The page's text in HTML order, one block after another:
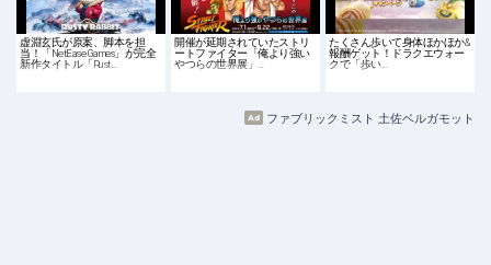
虚淵玄氏が原案、脚本を担
当！「NetEase Games」が完全
新作タイトル「Rust…
開催が延期されていたストリ
ートファイター「俺より強い
やつらの世界展」…
たくさん歩いて身体ほかほか&
報酬ゲット！ドラクエウォー
クで「歩い…
ファブリックミスト 土佐ベルガモット